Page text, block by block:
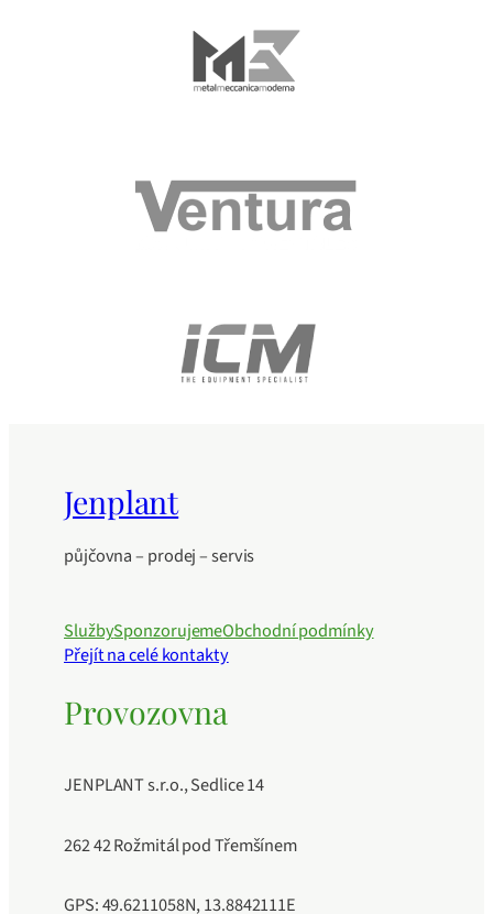
Jenplant
půjčovna – prodej – servis
SlužbySponzorujemeObchodní podmínky
Přejít na celé kontakty
Provozovna
JENPLANT s.r.o., Sedlice 14
262 42 Rožmitál pod Třemšínem
GPS: 49.6211058N, 13.8842111E